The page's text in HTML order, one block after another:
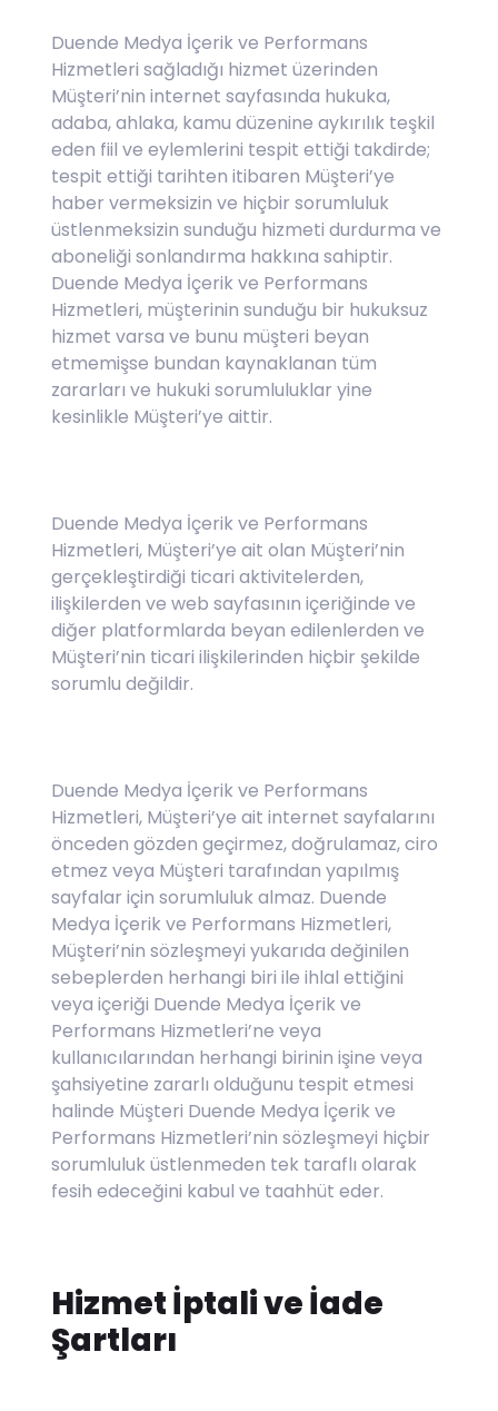
Duende Medya İçerik ve Performans
Hizmetleri sağladığı hizmet üzerinden
Müşteri’nin internet sayfasında hukuka,
adaba, ahlaka, kamu düzenine aykırılık teşkil
eden fiil ve eylemlerini tespit ettiği takdirde;
tespit ettiği tarihten itibaren Müşteri’ye
haber vermeksizin ve hiçbir sorumluluk
üstlenmeksizin sunduğu hizmeti durdurma ve
aboneliği sonlandırma hakkına sahiptir.
Duende Medya İçerik ve Performans
Hizmetleri, müşterinin sunduğu bir hukuksuz
hizmet varsa ve bunu müşteri beyan
etmemişse bundan kaynaklanan tüm
zararları ve hukuki sorumluluklar yine
kesinlikle Müşteri’ye aittir.
Duende Medya İçerik ve Performans
Hizmetleri, Müşteri’ye ait olan Müşteri’nin
gerçekleştirdiği ticari aktivitelerden,
ilişkilerden ve web sayfasının içeriğinde ve
diğer platformlarda beyan edilenlerden ve
Müşteri’nin ticari ilişkilerinden hiçbir şekilde
sorumlu değildir.
Duende Medya İçerik ve Performans
Hizmetleri, Müşteri’ye ait internet sayfalarını
önceden gözden geçirmez, doğrulamaz, ciro
etmez veya Müşteri tarafından yapılmış
sayfalar için sorumluluk almaz. Duende
Medya İçerik ve Performans Hizmetleri,
Müşteri’nin sözleşmeyi yukarıda değinilen
sebeplerden herhangi biri ile ihlal ettiğini
veya içeriği Duende Medya İçerik ve
Performans Hizmetleri’ne veya
kullanıcılarından herhangi birinin işine veya
şahsiyetine zararlı olduğunu tespit etmesi
halinde Müşteri Duende Medya İçerik ve
Performans Hizmetleri’nin sözleşmeyi hiçbir
sorumluluk üstlenmeden tek taraflı olarak
fesih edeceğini kabul ve taahhüt eder.
Hizmet İptali ve İade
Şartları